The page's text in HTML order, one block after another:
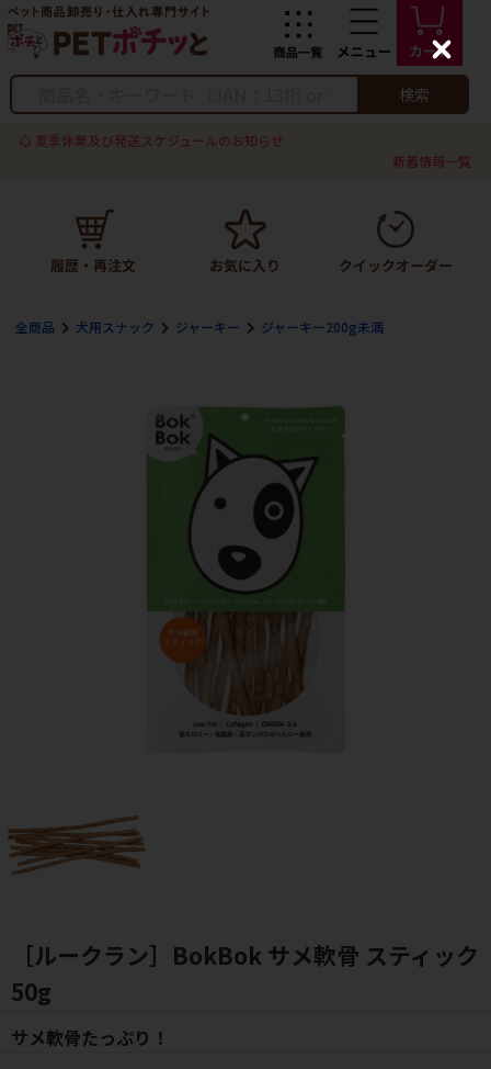
検索
夏季休業及び発送スケジュールのお知らせ
新着情報一覧
全商品 犬用スナック ジャーキー ジャーキー200g未満
［ルークラン］BokBok サメ軟骨 スティック
50g
サメ軟骨たっぷり！
C
l
s